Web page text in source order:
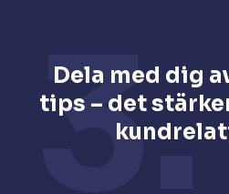
3.
Dela med dig
tips – det